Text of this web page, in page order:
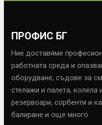
ПРОФИС БГ
Ние доставяме
работната среда и
оборудване, съдове за
стелажи и палета, колела
резервоари, сорбенти и
балиране и още много